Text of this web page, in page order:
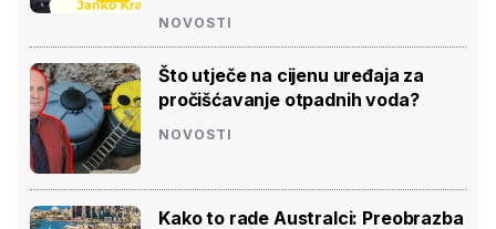
NOVOSTI
Što utječe na cijenu uređaja za
pročišćavanje otpadnih voda?
NOVOSTI
Kako to rade Australci: Preobrazba